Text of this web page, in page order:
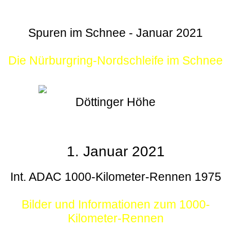
Spuren im Schnee - Januar 2021
Die Nürburgring-Nordschleife im Schnee
Döttinger Höhe
1. Januar 2021
Int. ADAC 1000-Kilometer-Rennen 1975
Bilder und Informationen zum 1000-
Kilometer-Rennen